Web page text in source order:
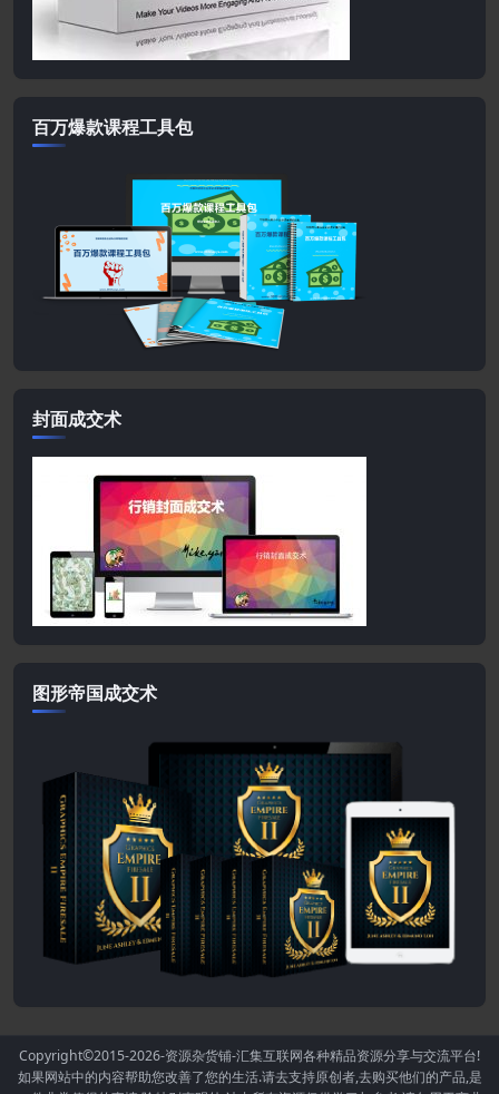
百万爆款课程工具包
封面成交术
图形帝国成交术
Copyright©2015-2026-资源杂货铺-汇集互联网各种精品资源分享与交流平台!
如果网站中的内容帮助您改善了您的生活.请去支持原创者,去购买他们的产品,是